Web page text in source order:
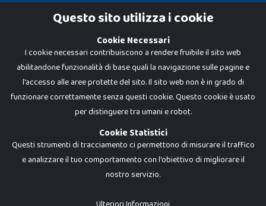
Cookie Policy
Dadi e Mattoncini è un brand di Giocabene Srl. Ogni riproduzione o utilizzo non
I prezzi e le promozioni pubblicate potrebbero differire da quanto esposto in
Questo sito utilizza i cookie
Cookie Necessari
I cookie necessari contribuiscono a rendere fruibile il sito web
abilitandone funzionalità di base quali la navigazione sulle pagine e
l'accesso alle aree protette del sito. Il sito web non è in grado di
funzionare correttamente senza questi cookie. Questo cookie è usato
per distinguere tra umani e robot.
Cookie Statistici
Questi strumenti di tracciamento ci permettono di misurare il traffico
e analizzare il tuo comportamento con l'obiettivo di migliorare il
nostro servizio.